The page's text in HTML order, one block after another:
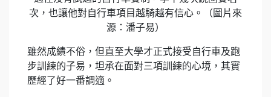
次，也讓他對自行車項目越騎越有信心。（圖片來
源：潘子易）
雖然成績不俗，但直至大學才正式接受自行車及跑
步訓練的子易，坦承在面對三項訓練的心境，其實
歷經了好一番調適。